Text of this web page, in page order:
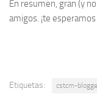
En resumen, gran (y
amigos. ¡te
Etiquetas: cstcm-